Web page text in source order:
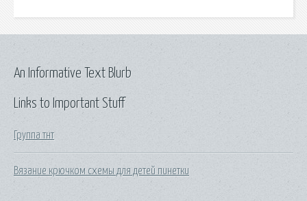
Links to Important Stuff
Группа тнт
Вязание крючком схемы для детей пинетки
An Informative Text Blurb